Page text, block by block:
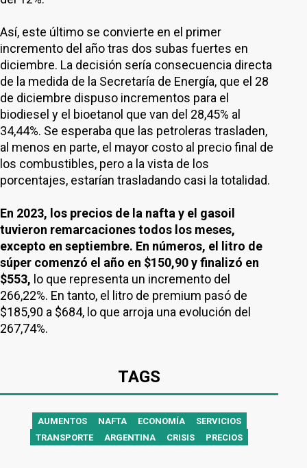
Así, este último se convierte en el primer
incremento del año tras dos subas fuertes en
diciembre. La decisión sería consecuencia directa
de la medida de la Secretaría de Energía, que el 28
de diciembre dispuso incrementos para el
biodiesel y el bioetanol que van del 28,45% al
34,44%. Se esperaba que las petroleras trasladen,
al menos en parte, el mayor costo al precio final de
los combustibles, pero a la vista de los
porcentajes, estarían trasladando casi la totalidad.
En 2023, los precios de la nafta y el gasoil
tuvieron remarcaciones todos los meses,
excepto en septiembre. En números, el litro de
súper comenzó el año en $150,90 y finalizó en
$553, lo que representa un incremento del
266,22%. En tanto, el litro de premium pasó de
$185,90 a $684, lo que arroja una evolución del
267,74%.
TAGS
AUMENTOS NAFTA ECONOMÍA
SERVICIOS
TRANSPORTE
ARGENTINA CRISIS PRECIOS